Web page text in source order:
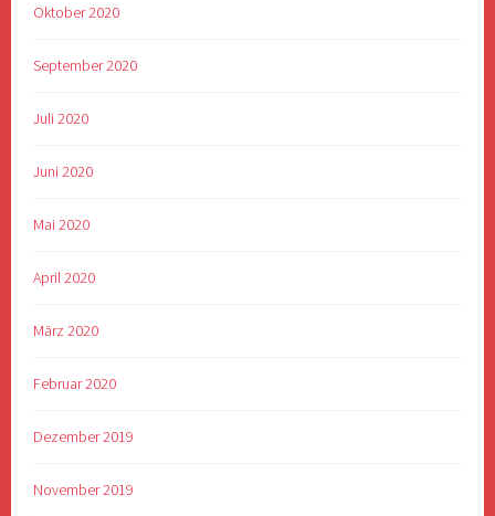
Oktober 2020
September 2020
Juli 2020
Juni 2020
Mai 2020
April 2020
März 2020
Februar 2020
Dezember 2019
November 2019